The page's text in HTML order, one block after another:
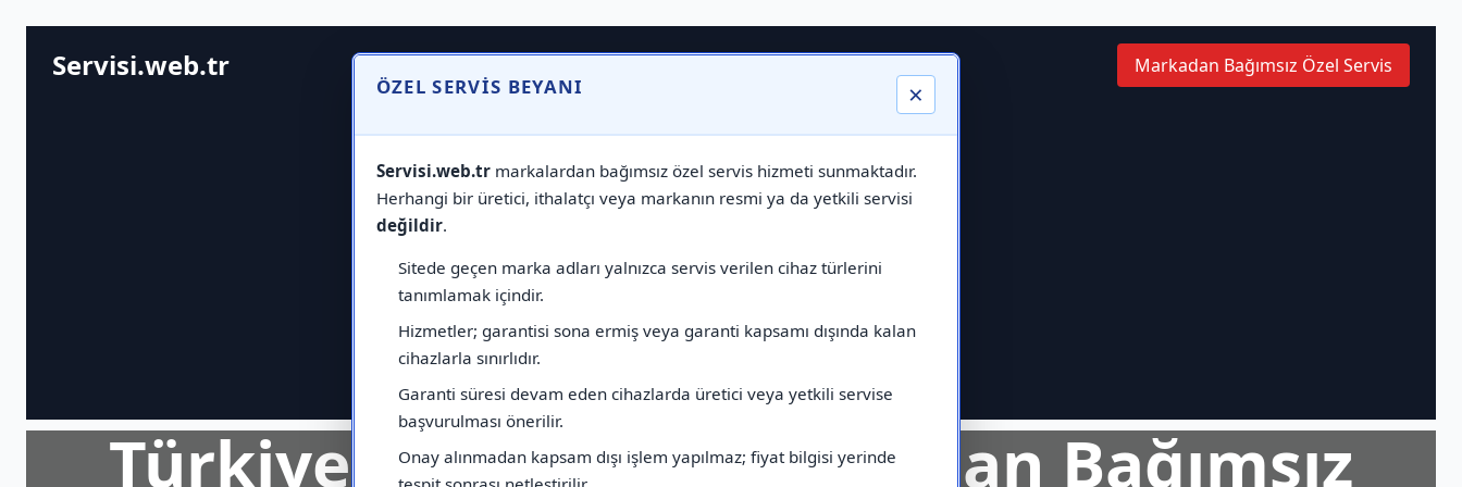
ÖZEL SERVIS BEYANI ×
Servisi.web.trmarkalardan bağımsız özel servis hizmeti sunmaktadır.
Herhangi bir üretici, ithalatçı veya markanın resmi ya da yetkili servisi
değildir.
Sitede geçen marka adları yalnızca servis verilen cihaz türlerini
tanımlamak içindir.
Hizmetler; garantisi sona ermiş veya garanti kapsamı dışında kalan
cihazlarla sınırlıdır.
Garanti süresi devam eden cihazlarda üretici veya yetkili servise
başvurulması önerilir.
Onay alınmadan kapsam dışı işlem yapılmaz; fiyat bilgisi yerinde
Servisi.web.tr Markadan Bağımsız Özel Servis
Türkiye GenelindeMarkadan Bağımsız